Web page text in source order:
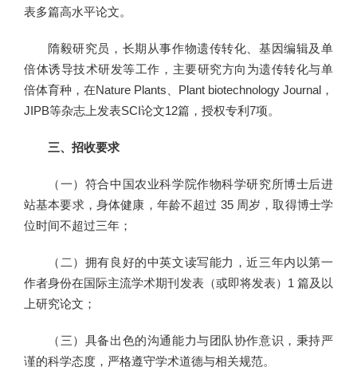
表多篇高水平论文。
隋毅研究员，长期从事作物遗传转化、基因编辑及单
倍体诱导技术研发等工作，主要研究方向为遗传转化与单
倍体育种，在Nature Plants、Plant biotechnology Journal，
JIPB等杂志上发表SCI论文12篇，授权专利7项。
三、招收要求
（一）符合中国农业科学院作物科学研究所博士后进
站基本要求，身体健康，年龄不超过 35 周岁，取得博士学
位时间不超过三年；
（二）拥有良好的中英文读写能力，近三年内以第一
作者身份在国际主流学术期刊发表（或即将发表）1 篇及以
上研究论文；
（三）具备出色的沟通能力与团队协作意识，秉持严
谨的科学态度，严格遵守学术道德与相关规范。